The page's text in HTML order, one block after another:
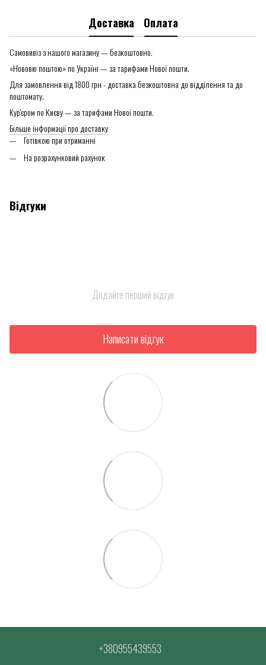
Доставка Оплата
Самовивіз з нашого магазину — безкоштовно.
«Нововю поштою» по Україні — за тарифами Нової пошти.
Для замовлення від 1800 грн - доставка безкоштовна до відділення та до
поштомату.
Кур'єром по Києву — за тарифами Нової пошти.
Більше інформації про доставку
Готівкою при отриманні
На розрахунковий рахунок
Відгуки
Додайте перший відгук
Написати відгук
+380955439553